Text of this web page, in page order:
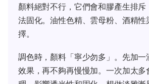
顏料絕對不行，它們會和膠產生排
法固化。油性色精、雲母粉、酒精性
擇。
調色時，顏料「寧少勿多」。先加一
效果，再不夠再慢慢加。一次加太多